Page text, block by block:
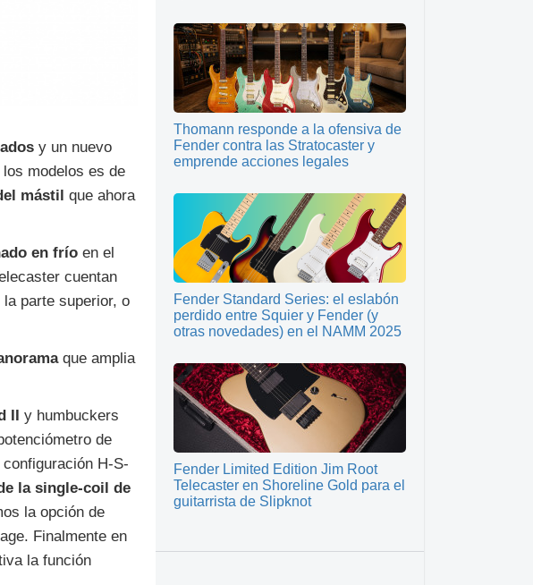
y un nuevo
modelos es de
mástil que ahora
en frío en el
cuentan
parte superior, o
que amplia
II y humbuckers
de
H-S-
la single-coil de
la opción de
Finalmente en
la función
Thomann responde a la ofensiva de
Fender contra las Stratocaster y
emprende acciones legales
Fender Standard Series: el eslabón
perdido entre Squier y Fender (y
otras novedades) en el NAMM 2025
Fender Limited Edition Jim Root
Telecaster en Shoreline Gold para el
guitarrista de Slipknot